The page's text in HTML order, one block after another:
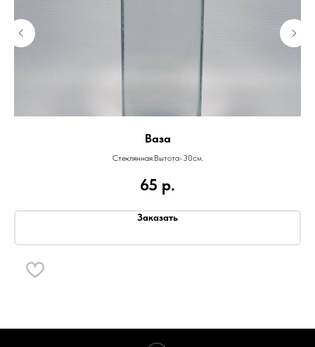
Ваза
Стеклянная.Вытота-30см.
65 р.
Заказать